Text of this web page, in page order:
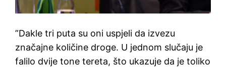
”Dakle tri puta su oni uspjeli da izvezu
značajne količine droge. U jednom slučaju je
falilo dvije tone tereta, što ukazuje da je toliko